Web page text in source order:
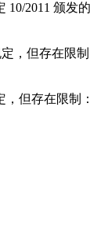
10/2011 颁发
，但存在限
，但存在限制